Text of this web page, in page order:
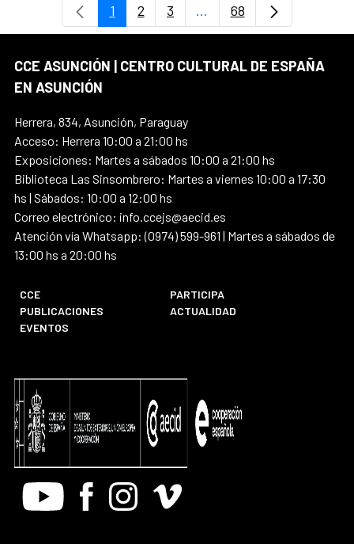
Página
1 Página
2 Página
3 ...Páginas intermedias
Página
68
CCE ASUNCIÓN | CENTRO CULTURAL DE ESPAÑA
EN ASUNCIÓN
Herrera, 834, Asunción, Paraguay
Acceso: Herrera 10:00 a 21:00 hs
Exposiciones: Martes a sábados 10:00 a 21:00 hs
Biblioteca Las Sinsombrero: Martes a viernes 10:00 a 17:30
hs | Sábados: 10:00 a 12:00 hs
Correo electrónico: info.ccejs@aecid.es
Atención vía Whatsapp: (0974) 599-961 | Martes a sábados de
13:00 hs a 20:00 hs
CCE
PARTICIPA
PUBLICACIONES
ACTUALIDAD
EVENTOS
Youtube FacebookInstagram
Vimeo